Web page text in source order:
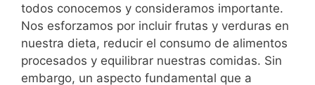
todos conocemos y consideramos importante.
Nos esforzamos por incluir frutas y verduras en
nuestra dieta, reducir el consumo de alimentos
procesados y equilibrar nuestras comidas. Sin
embargo, un aspecto fundamental que a